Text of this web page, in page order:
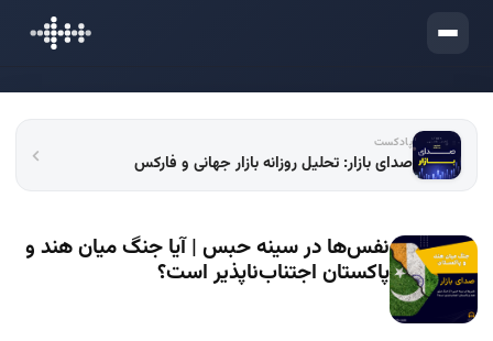
ورود
پادکست
صدای بازار: تحلیل روزانه بازار جهانی و فارکس
نفس‌ها در سینه حبس | آیا جنگ میان هند و
پاکستان اجتناب‌ناپذیر است؟